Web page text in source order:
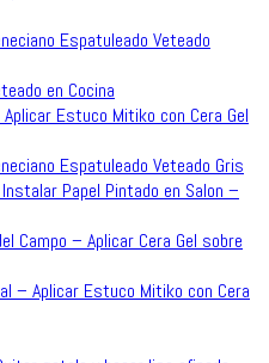
Espatuleado Veteado
en Cocina
Estuco Mitiko con Cera Gel
Espatuleado Veteado Gris
Papel Pintado en Salon –
Campo – Aplicar Cera Gel sobre
– Aplicar Estuco Mitiko con Cera